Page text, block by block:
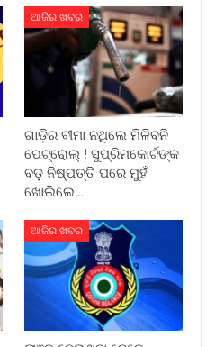
ଆଜିର ଖବର
ଗାଡ଼ିର ବୀମା ନଥିଲେ ମିଳିବନି
ପେଟ୍ରୋଲ୍ ! ସୁପ୍ରିମକୋର୍ଟଙ୍କ
ବଡ଼ ନିଷ୍ପତ୍ତି ପରେ ମୁହଁ
ଖୋଲିଲେ…
ଆଜିର ଖବର